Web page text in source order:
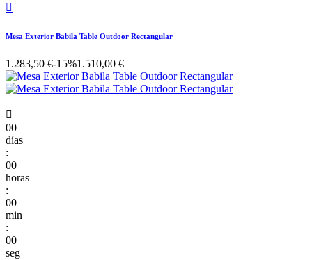

Mesa Exterior Babila Table Outdoor Rectangular
1.283,50 €-15%1.510,00 €

00
días
:
00
horas
:
00
min
:
00
seg